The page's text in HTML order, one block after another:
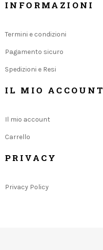
INFORMAZIONI
Termini e condizioni
Pagamento sicuro
Spedizioni e Resi
IL MIO ACCOUNT
Il mio account
Carrello
PRIVACY
Privacy Policy